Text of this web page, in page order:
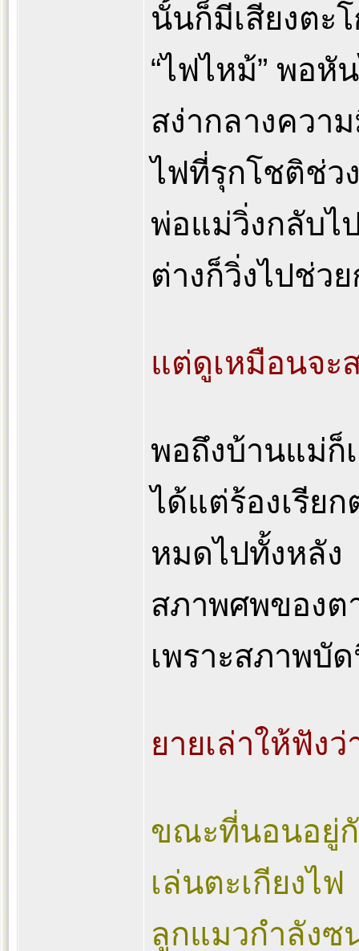
นั้นก็มีเสียงตะ
“ไฟไหม้” พอหั
สง่ากลางควา
ไฟที่รุกโชติช่ว
พ่อแม่วิ่งกลับไ
ต่างก็วิ่งไปช่ว
แต่ดูเหมือนจะ
พอถึงบ้านแม่ก็
ได้แต่ร้องเรีย
หมดไปทั้งหลัง
สภาพศพของต
เพราะสภาพบั
ยายเล่าให้ฟังว่
ขณะที่นอนอยู่
เล่นตะเกียงไฟ
ลูกแมวกำลังซ